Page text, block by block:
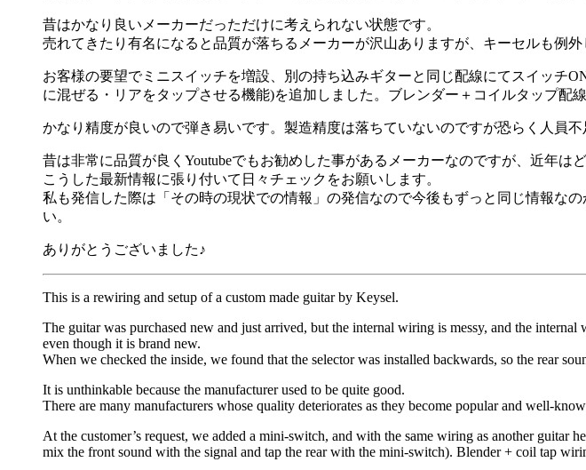
昔はかなり良いメーカーだっただけに考えられない状態です。
売れてきたり有名になると品質が落ちるメーカーが沢山ありますが、キーセルも例外
お客様の要望でミニスイッチを増設、別の持ち込みギターと同じ配線にてスイッチ
に混ぜる・リアをタップさせる機能)を追加しました。ブレンダー＋コイルタップ配線
かなり精度が良いので弾き易いです。製造精度は落ちていないのですが恐らく人員
昔は非常に品質が良くYoutubeでもお勧めした事があるメーカーなのですが、近年は
こうした最新情報に張り付いて日々チェックをお願いします。
私も発信した際は「その時の現状での情報」の発信なので今後もずっと同じ情報な
い。
ありがとうございました♪
This is a rewiring and setup of a custom made guitar by Keysel.
The guitar was purchased new and just arrived, but the internal wiring is messy, and the
even though it is brand new.
When we checked the inside, we found that the selector was installed backwards, so the rear
It is unthinkable because the manufacturer used to be quite good.
There are many manufacturers whose quality deteriorates as they become popular and well-
At the customer’s request, we added a mini-switch, and with the same wiring as another
mix the front sound with the signal and tap the rear with the mini-switch). Blender + coil tap